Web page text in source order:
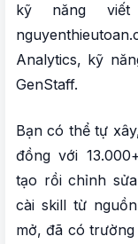
kỹ năng
Analytics, kỹ
GenStaff.
Bạn có thể tự
đồng với
tạo rồi chỉnh
cài skill từ
mở, đã có